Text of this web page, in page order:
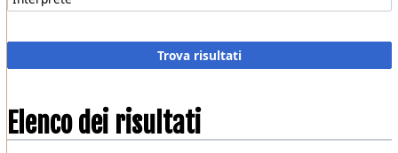
Elenco dei risultati